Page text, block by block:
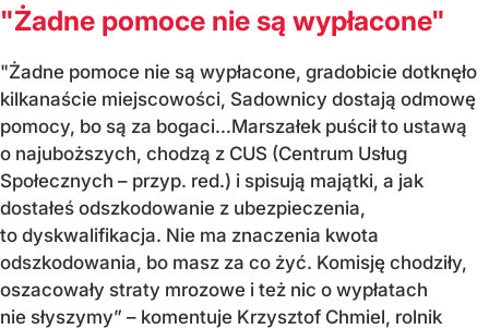
"Żadne pomoce nie są wypłacone"
"Żadne pomoce nie są wypłacone, gradobicie dotknęło
kilkanaście miejscowości, Sadownicy dostają odmowę
pomocy, bo są za bogaci…Marszałek puścił to ustawą
o najuboższych, chodzą z CUS (Centrum Usług
Społecznych – przyp. red.) i spisują majątki, a jak
dostałeś odszkodowanie z ubezpieczenia,
to dyskwalifikacja. Nie ma znaczenia kwota
odszkodowania, bo masz za co żyć. Komisję chodziły,
oszacowały straty mrozowe i też nic o wypłatach
nie słyszymy” – komentuje Krzysztof Chmiel, rolnik